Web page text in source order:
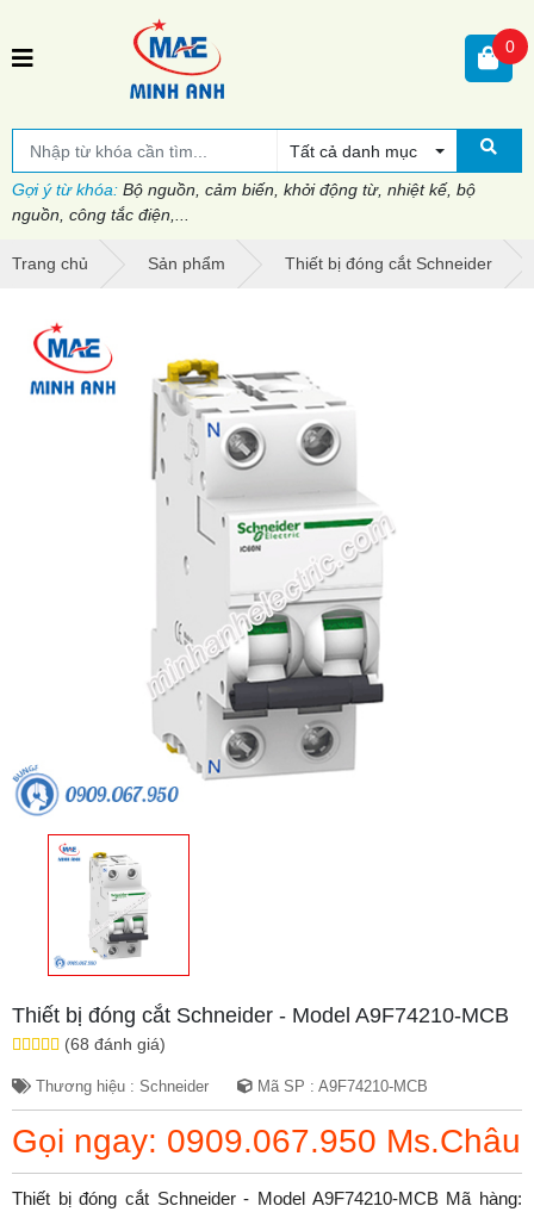
Tất cả danh mục
Gợi ý từ khóa: Bộ nguồn, cảm biến, khởi động từ, nhiệt kế, bộ
nguồn, công tắc điện,...
0
Trang chủ Sản phẩm Thiết bị đóng cắt Schneider
Thiết bị đóng cắt Schneider - Model A9F74210-MCB
(68 đánh giá)
Thương hiệu : Schneider Mã SP : A9F74210-MCB
Gọi ngay: 0909.067.950 Ms.Châu
Thiết bị đóng cắt Schneider - Model A9F74210-MCB Mã hàng: